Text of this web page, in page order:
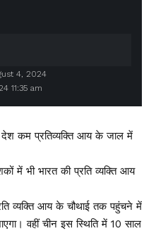
11:35 am
4, 2024
देश कम प्रतिव्यक्ति आय के जाल में
में भी भारत की प्रति व्यक्ति आय
व्यक्ति आय के चौथाई तक पहुंचने में
वहीं चीन इस स्थिति में 10 साल